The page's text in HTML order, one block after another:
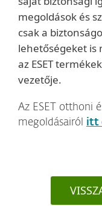
megoldások és
csak a
lehetőségeket is
az ESET
vezetője.
Az ESET otthoni
megoldásairól itt